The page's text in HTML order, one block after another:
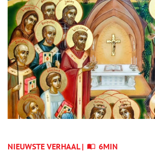
NIEUWSTE VERHAAL | 6MIN